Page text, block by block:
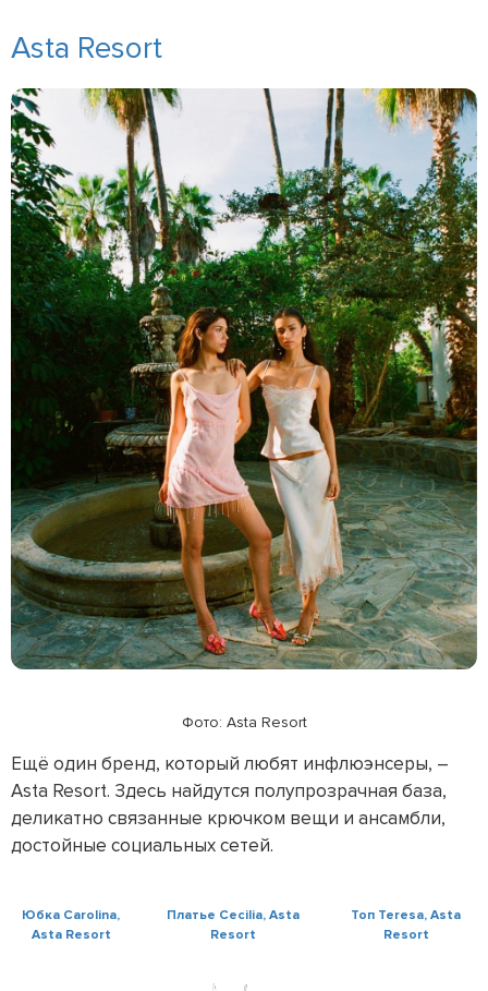
Asta Resort
Фото: Asta Resort
Ещё один бренд, который любят инфлюэнсеры, –
Asta Resort. Здесь найдутся полупрозрачная база,
деликатно связанные крючком вещи и ансамбли,
достойные социальных сетей.
Юбка Carolina,
Asta Resort
Платье Cecilia, Asta
Resort
Топ Teresa, Asta
Resort